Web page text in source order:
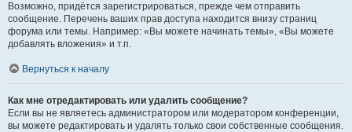
Возможно, придётся зарегистрироваться, прежде чем отправить
сообщение. Перечень ваших прав доступа находится внизу страниц
форума или темы. Например: «Вы можете начинать темы», «Вы можете
добавлять вложения» и т.п.
Вернуться к началу
Как мне отредактировать или удалить сообщение?
Если вы не являетесь администратором или модератором конференции,
вы можете редактировать и удалять только свои собственные сообщения.